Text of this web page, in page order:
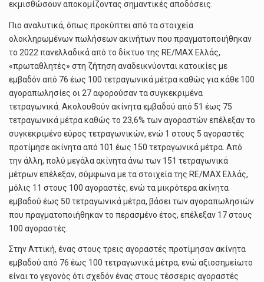
εκμισθώσουν αποκομίζοντας σημαντικές αποδόσεις.
Πιο αναλυτικά, όπως προκύπτει από τα στοιχεία
ολοκληρωμένων πωλήσεων ακινήτων που πραγματοποιήθηκαν
το 2022 πανελλαδικά από το δίκτυο της RE/MAX Ελλάς,
«πρωταθλητές» στη ζήτηση αναδεικνύονται κατοικίες με
εμβαδόν από 76 έως 100 τετραγωνικά μέτρα καθώς για κάθε 100
αγοραπωλησίες οι 27 αφορούσαν τα συγκεκριμένα
τετραγωνικά. Ακολουθούν ακίνητα εμβαδού από 51 έως 75
τετραγωνικά μέτρα καθώς το 23,6% των αγοραστών επέλεξαν το
συγκεκριμένο εύρος τετραγωνικών, ενώ 1 στους 5 αγοραστές
προτίμησε ακίνητα από 101 έως 150 τετραγωνικά μέτρα. Από
την άλλη, πολύ μεγάλα ακίνητα άνω των 151 τετραγωνικά
μέτρων επέλεξαν, σύμφωνα με τα στοιχεία της RE/MAX Ελλάς,
μόλις 11 στους 100 αγοραστές, ενώ τα μικρότερα ακίνητα
εμβαδού έως 50 τετραγωνικά μέτρα, βάσει των αγοραπωλησιών
που πραγματοποιήθηκαν το περασμένο έτος, επέλεξαν 17 στους
100 αγοραστές.
Στην Αττική, ένας στους τρεις αγοραστές προτίμησαν ακίνητα
εμβαδού από 76 έως 100 τετραγωνικά μέτρα, ενώ αξιοσημείωτο
είναι το γεγονός ότι σχεδόν ένας στους τέσσερις αγοραστές